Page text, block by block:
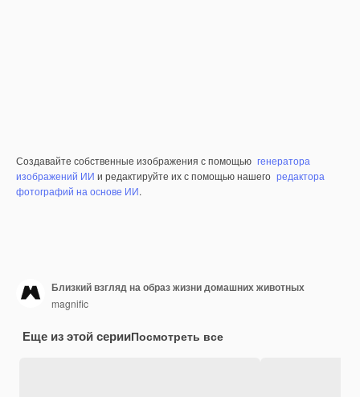
Создавайте собственные изображения с помощью генератора
изображений ИИ и редактируйте их с помощью нашего редактора
фотографий на основе ИИ.
Близкий взгляд на образ жизни домашних животных
magnific
Еще из этой серииПосмотреть все